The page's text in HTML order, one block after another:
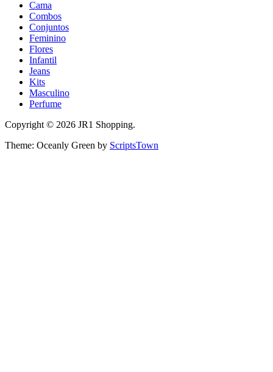
Cama
Combos
Conjuntos
Feminino
Flores
Infantil
Jeans
Kits
Masculino
Perfume
Copyright © 2026 JR1 Shopping.
Theme: Oceanly Green by ScriptsTown